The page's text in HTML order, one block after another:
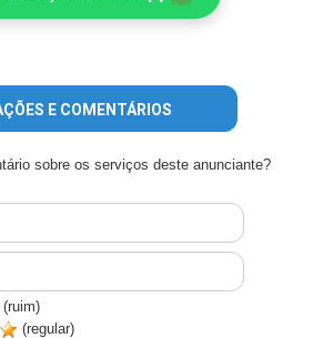
E COMENTÁRIOS
sobre os serviços deste anunciante?
(ruim)
(regular)